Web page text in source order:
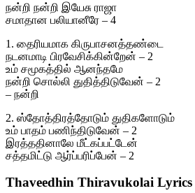
நன்றி நன்றி இயேசு ராஜா
சமாதான பலியானீரே – 4
1. தைரியமாக கிருபாசனத்தண்டை
நடனமாடி பிரவேசிக்கின்றேன் – 2
உம் சமூகத்தில் ஆனந்தமே
நன்றி சொல்லி துதித்திடுவேன் – 2
– நன்றி
2. ஸ்தோத்திரத்தோடும் துதிகளோடும்
உம் பாதம் பணிந்திடுவேன் – 2
இரத்ததினாலே மீட்கப்பட்டேன்
சத்தமிட்டு ஆர்ப்பரிப்பேன் – 2
Thaveedhin Thiravukolai